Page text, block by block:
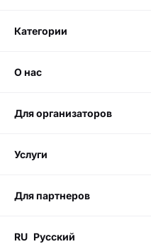
категории
о нас
для организаторов
услуги
для партнеров
RU Русский